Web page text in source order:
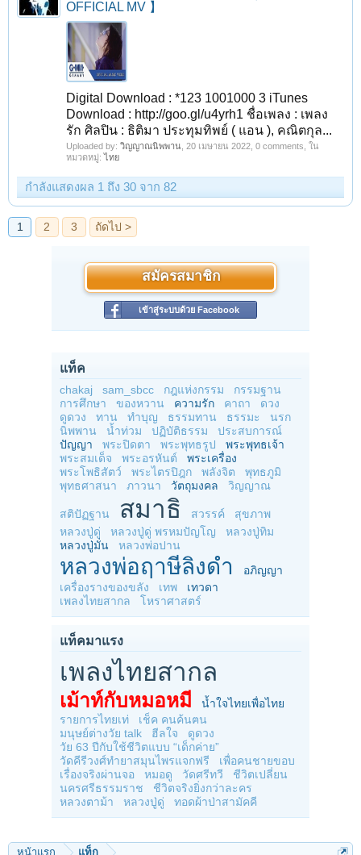
OFFICIAL MV 】
Digital Download : *123 1001000 3 iTunes
Download : http://goo.gl/u4yrh1 ชื่อเพลง : เพลง
รัก ศิลปิน : ธิติมา ประทุมทิพย์ ( แอน ), คณิตกุล...
Uploaded by: วิญญาณนิพพาน 20 เมษายน 2022 , 0 comments, ใน
หมวดหมู่:ไทย
กำลังแสดงผล 1 ถึง 30 จาก 82
สมัครสมาชิก
เข้าสู่ระบบด้วย Facebook
แท็ค
chakaj sam_sbcc กฎแห่งกรรม
กรรมฐาน
การศึกษา
ของหวาน ความรัก คาถา
ดวง
ดูดวง
ทาน ทำบุญ ธรรมทาน ธรรมะ
นรก
นิพพาน
น้ำท่วม ปฏิบัติธรรม
ประสบการณ์
ปัญญา
พระปิดตา พระพุทธรูป
พระพุทธเจ้า
พระสมเด็จ
พระอรหันต์
พระเครื่อง
พระโพธิสัตว์
พระไตรปิฎก พลังจิต
พุทธภูมิ
พุทธศาสนา
ภาวนา วัตถุมงคล วิญญาณ
สติปัฏฐาน สมาธิ สวรรค์
สุขภาพ
หลวงปู่ดู่
หลวงปู่ดู่ พรหมปัญโญ
หลวงปู่ทิม
หลวงปู่มั่น
หลวงพ่อปาน
หลวงพ่อฤาษีลิงดำ
อภิญญา
เครื่องรางของขลัง
เทพ
เทวดา
เพลงไทยสากล
โหราศาสตร์
แท็คมาแรง
เพลงไทยสากล
เม้าท์กับหมอหมี
น้ำใจไทยเพื่อไทย
รายการไทยเท่
เช็ค คนค้นฅน
มนุษย์ต่างวัย talk
ฮีลใจ
ดูดวง
วัย 63 ปีกับใช้ชีวิตแบบ “เด็กค่าย”
วัดคีรีวงศ์ทำยาสมุนไพรแจกฟรี
เพื่อคนชายขอบ
เรื่องจริงผ่านจอ
หมอดู วัดศรีทวี
ชีวิตเปลี่ยน
นครศรีธรรมราช
ชีวิตจริงยิ่งกว่าละคร
หลวงตาม้า
หลวงปู่ดู่ ทอดผ้าป่าสามัคคี
หน้าแรก แท็ก